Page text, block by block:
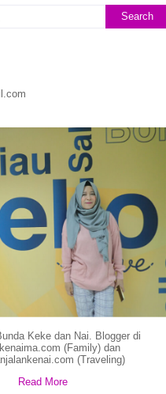
Keke dan Nai. Blogger di
(Family) dan
(Traveling)
Read More